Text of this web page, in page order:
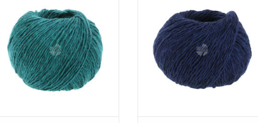
TOEVOEGEN AAN WINKELWAGEN